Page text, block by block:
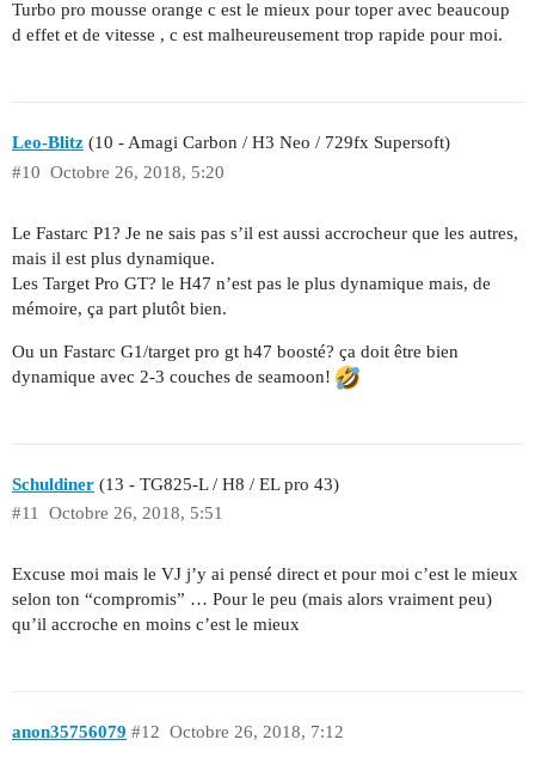
Turbo pro mousse orange c est le mieux pour toper avec beaucoup
d effet et de vitesse , c est malheureusement trop rapide pour moi.
Leo-Blitz (10 - Amagi Carbon / H3 Neo / 729fx Supersoft)
Octobre 26, 2018, 5:20
#10
Le Fastarc P1? Je ne sais pas s’il est aussi accrocheur que les autres,
mais il est plus dynamique.
Les Target Pro GT? le H47 n’est pas le plus dynamique mais, de
mémoire, ça part plutôt bien.
Ou un Fastarc G1/target pro gt h47 boosté? ça doit être bien
dynamique avec 2-3 couches de seamoon!
Schuldiner (13 - TG825-L / H8 / EL pro 43)
Octobre 26, 2018, 5:51
#11
Excuse moi mais le VJ j’y ai pensé direct et pour moi c’est le mieux
selon ton “compromis” … Pour le peu (mais alors vraiment peu)
qu’il accroche en moins c’est le mieux
anon35756079 Octobre 26, 2018, 7:12
#12